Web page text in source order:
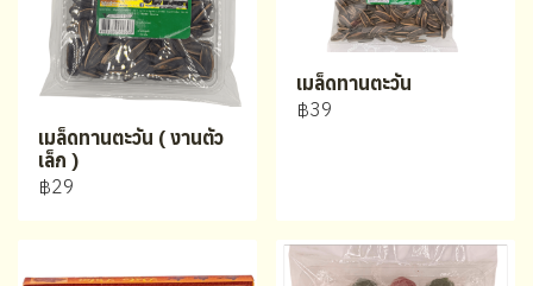
เมล็ดทานตะวัน ( งานตัว
เล็ก )
฿29
เมล็ดทานตะวัน
฿39